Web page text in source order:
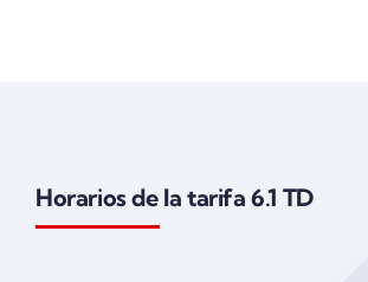
Horarios de la tarifa 6.1 TD